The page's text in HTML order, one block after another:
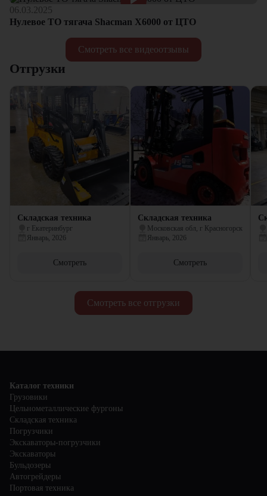
Смотреть все видеоотзывы
06.03.2025
Нулевое ТО тягача Shacman Х6000 от ЦТО
Смотреть все отгрузки
Отгрузки
Складская техника
г Екатеринбург
Январь, 2026
Смотреть
Складская техника
Московская обл, г Красногорск
Январь, 2026
Смотреть
Каталог техники
Грузовики
Цельнометаллические фургоны
Складская техника
Погрузчики
Экскаваторы-погрузчики
Экскаваторы
Бульдозеры
Автогрейдеры
Портовая техника